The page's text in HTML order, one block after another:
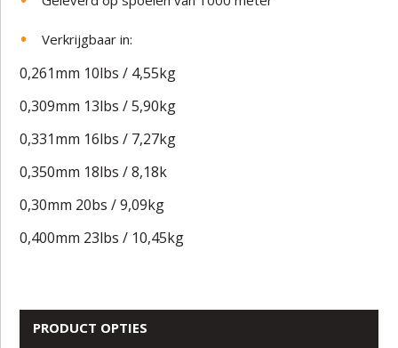
Verkrijgbaar in:
0,261mm 10lbs / 4,55kg
0,309mm 13lbs / 5,90kg
0,331mm 16lbs / 7,27kg
0,350mm 18lbs / 8,18k
0,30mm 20bs / 9,09kg
0,400mm 23lbs / 10,45kg
PRODUCT OPTIES